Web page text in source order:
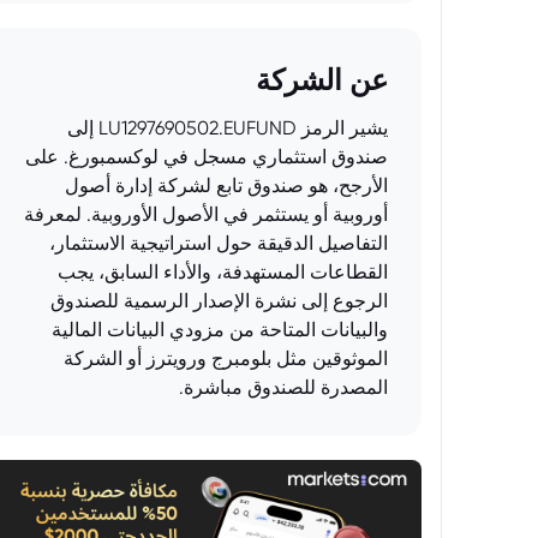
عن الشركة
يشير الرمز LU1297690502.EUFUND إلى
صندوق استثماري مسجل في لوكسمبورغ. على
الأرجح، هو صندوق تابع لشركة إدارة أصول
أوروبية أو يستثمر في الأصول الأوروبية. لمعرفة
التفاصيل الدقيقة حول استراتيجية الاستثمار،
القطاعات المستهدفة، والأداء السابق، يجب
الرجوع إلى نشرة الإصدار الرسمية للصندوق
والبيانات المتاحة من مزودي البيانات المالية
الموثوقين مثل بلومبرج ورويترز أو الشركة
المصدرة للصندوق مباشرة.